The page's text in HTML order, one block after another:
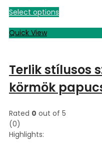
Select options
Quick View
Terlik stílusos
körmök
Rated 0 out of 5
(0)
Highlights: